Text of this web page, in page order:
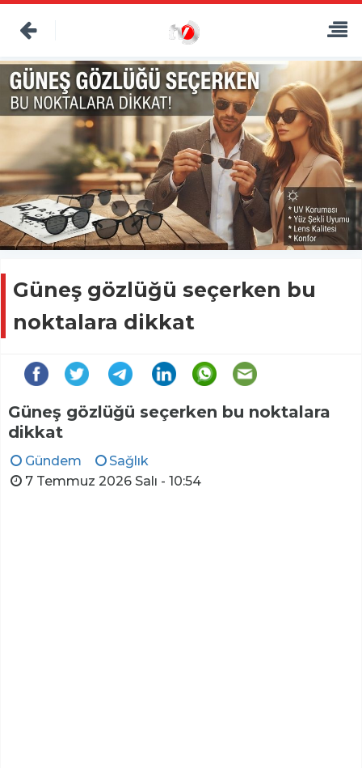
Güneş gözlüğü seçerken bu
noktalara dikkat
Güneş gözlüğü seçerken bu noktalara
dikkat
Gündem
Sağlık
7 Temmuz 2026 Salı - 10:54